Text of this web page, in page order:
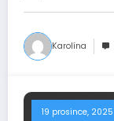
Karolína
19 prosince, 2025